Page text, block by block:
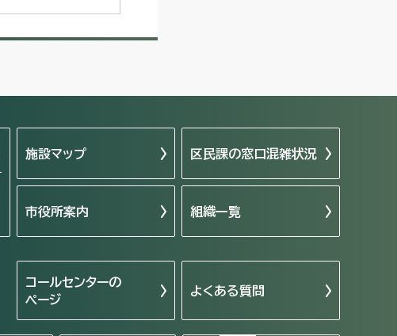
施設マップ 区民課の窓口混雑状況
市役所案内 組織一覧
コールセンターの
ページ
よくある質問